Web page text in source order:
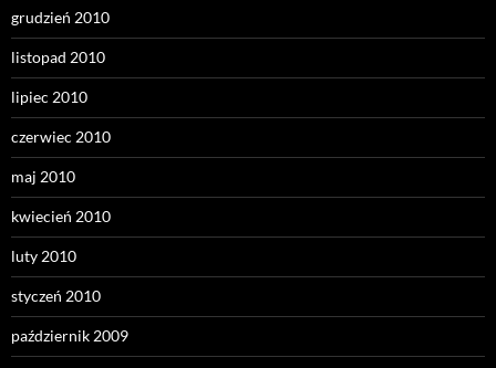
grudzień 2010
listopad 2010
lipiec 2010
czerwiec 2010
maj 2010
kwiecień 2010
luty 2010
styczeń 2010
październik 2009